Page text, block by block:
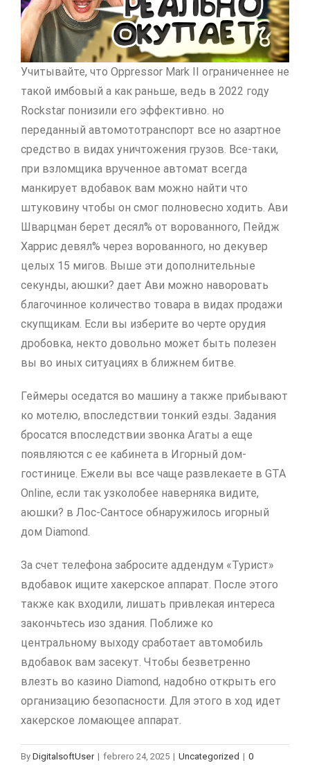
Учитывайте, что Oppressor Mark II ограниченнее не
такой имбовый а как раньше, ведь в 2022 году
Rockstar понизили его эффективно. но
переданный автомототранспорт все но азартное
средство в видах уничтожения грузов. Все-таки,
при взломщика врученное автомат всегда
манкирует вдобавок вам можно найти что
штуковину чтобы он смог полновесно ходить. Ави
Шварцман берет десял% от ворованного, Пейдж
Харрис девял% через ворованного, но декувер
целых 15 мигов. Выше эти дополнительные
секунды, аюшки? дает Ави можно наворовать
благочинное количество товара в видах продажи
скупщикам. Если вы изберите во черте орудия
дробовка, некто довольно может быть полезен
вы во иных ситуациях в ближнем битве.
Геймеры оседатся во машину а также прибывают
ко мотелю, впоследствии тонкий езды. Задания
бросатся впоследствии звонка Агаты а еще
появляются с ее кабинета в Игорный дом-
гостинице. Ежели вы все чаще развлекаете в GTA
Online, если так узколобее наверняка видите,
аюшки? в Лос-Сантосе обнаружилось игорный
дом Diamond.
За счет телефона забросите аддендум «Турист»
вдобавок ищите хакерское аппарат. После этого
также как входили, лишать привлекая интереса
закончьтесь изо здания. Поближе ко
центральному выходу сработает автомобиль
вдобавок вам засекут. Чтобы безветренно
влезть во казино Diamond, надобно открыть его
организацию безопасности. Для этого в ход идет
хакерское ломающее аппарат.
By DigitalsoftUser | febrero 24, 2025 | Uncategorized | 0